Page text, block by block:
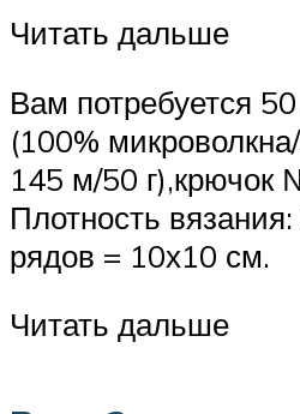
Читать дальше
Вам потребуется
(100%
145 м/50 г),крючок
Плотность
рядов = 10х10 см.
Читать дальше